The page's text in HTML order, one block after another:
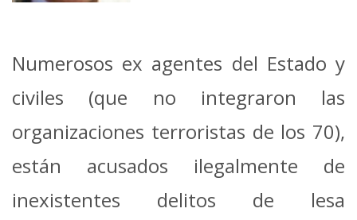
Numerosos ex agentes del Estado y
civiles (que no integraron las
organizaciones terroristas de los 70),
están acusados ilegalmente de
inexistentes delitos de lesa